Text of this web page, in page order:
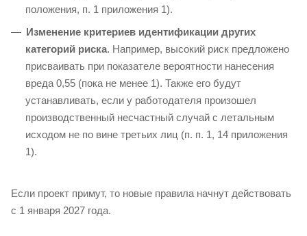
положения, п. 1 приложения 1).
Изменение критериев идентификации других
категорий риска. Например, высокий риск предложено
присваивать при показателе вероятности нанесения
вреда 0,55 (пока не менее 1). Также его будут
устанавливать, если у работодателя произошел
производственный несчастный случай с летальным
исходом не по вине третьих лиц (п. п. 1, 14 приложения
1).
Если проект примут, то новые правила начнут действовать
с 1 января 2027 года.